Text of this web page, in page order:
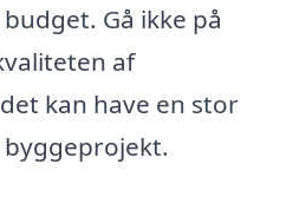
Gå ikke på
af
kan have en stor